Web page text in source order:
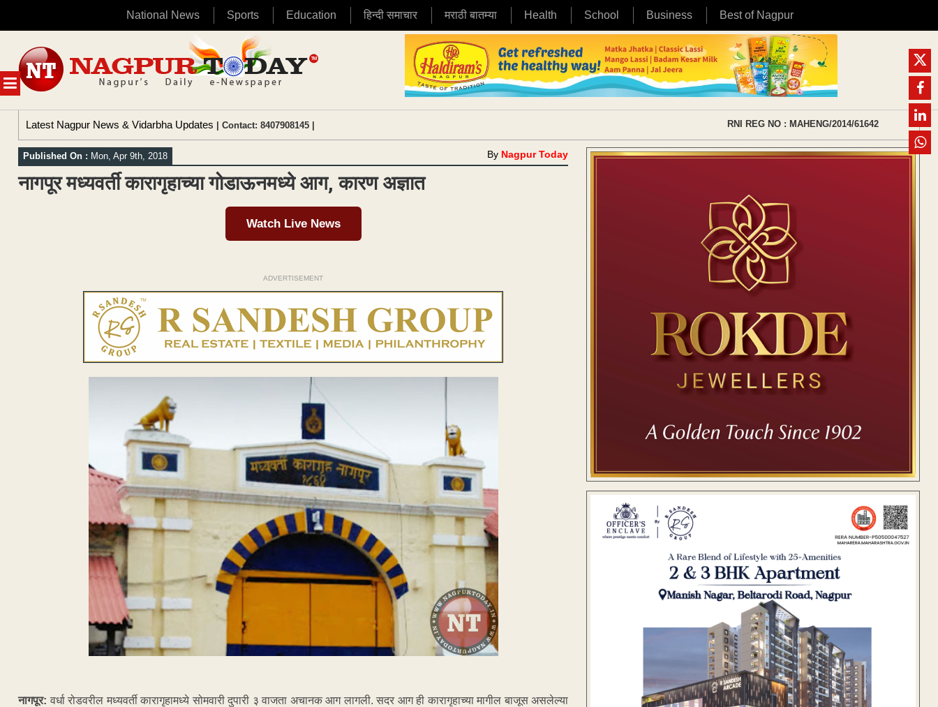
National News Sports Education हिन्दी समाचार मराठी बातम्या Health School Business Best of Nagpur
MENU
content
Latest Nagpur News & Vidarbha Updates | Contact: 8407908145 | RNI REG NO : MAHENG/2014/61642
Published On : Mon, Apr 9th, 2018 By Nagpur Today
नागपूर मध्यवर्ती कारागृहाच्या गोडाऊनमध्ये आग, कारण अज्ञात
Watch Live News
ADVERTISEMENT
नागपूर: वर्धा रोडवरील मध्यवर्ती कारागृहामध्ये सोमवारी दुपारी ३ वाजता अचानक आग लागली. सदर आग ही कारागृहाच्या मागील बाजूस असलेल्या